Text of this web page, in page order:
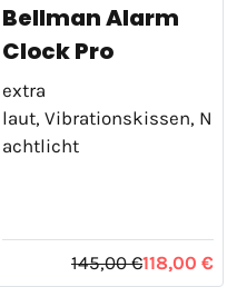
Bellman Alarm
Clock Pro
extra
laut, Vibrationskissen, N
achtlicht
145,00 €118,00 €